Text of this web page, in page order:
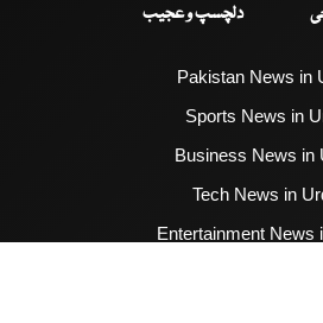
دلچسپ و عجیب
Pakistan News in
Sports News in
Business News in
Tech News in
Entertainment News